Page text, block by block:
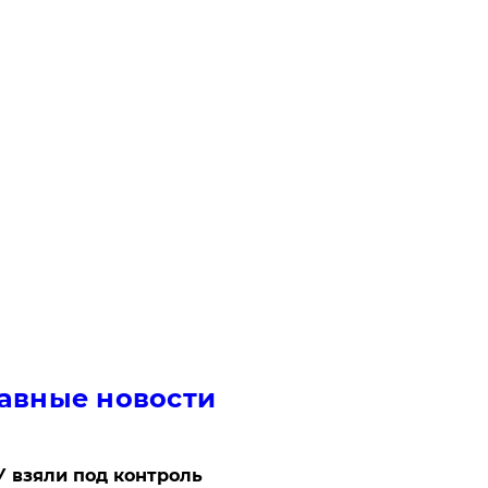
новости
взяли под контроль